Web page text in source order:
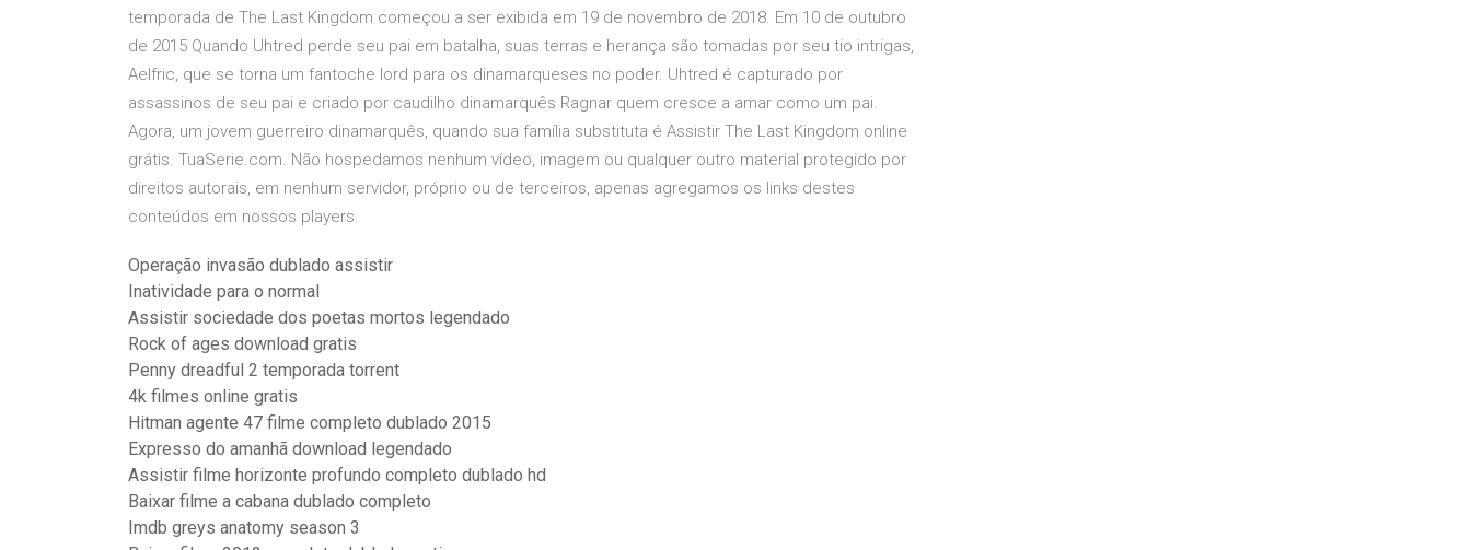
temporada de The Last Kingdom começou a ser exibida em 19 de novembro de 2018. Em 10 de outubro
de 2015 Quando Uhtred perde seu pai em batalha, suas terras e herança são tomadas por seu tio intrigas,
Aelfric, que se torna um fantoche lord para os dinamarqueses no poder. Uhtred é capturado por
assassinos de seu pai e criado por caudilho dinamarquês Ragnar quem cresce a amar como um pai.
Agora, um jovem guerreiro dinamarquês, quando sua família substituta é Assistir The Last Kingdom online
grátis. TuaSerie.com. Não hospedamos nenhum vídeo, imagem ou qualquer outro material protegido por
direitos autorais, em nenhum servidor, próprio ou de terceiros, apenas agregamos os links destes
conteúdos em nossos players.
Operação invasão dublado assistir
Inatividade para o normal
Assistir sociedade dos poetas mortos legendado
Rock of ages download gratis
Penny dreadful 2 temporada torrent
4k filmes online gratis
Hitman agente 47 filme completo dublado 2015
Expresso do amanhã download legendado
Assistir filme horizonte profundo completo dublado hd
Baixar filme a cabana dublado completo
Imdb greys anatomy season 3